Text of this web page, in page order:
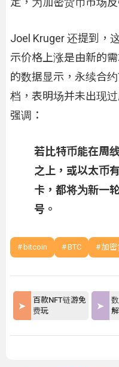
Joel Kruger 还提到，
示价格上涨是由新的
的数据显示，永续合
档，表明场并未出现
强调：
若比特币能在周
之上，或以太币
卡，都将为新一
号。
bitcoin BTC 加密
百款NFT链游免
费玩